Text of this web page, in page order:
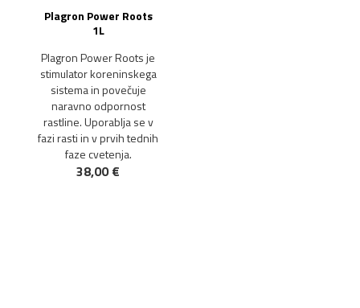
Plagron Power Roots
1L
Plagron Power Roots je
stimulator koreninskega
sistema in povečuje
naravno odpornost
rastline. Uporablja se v
fazi rasti in v prvih tednih
faze cvetenja.
38,00 €